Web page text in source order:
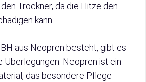
Trockner, da die Hitze den
kann.
aus Neopren besteht, gibt es
Überlegungen. Neopren ist ein
das besondere Pflege